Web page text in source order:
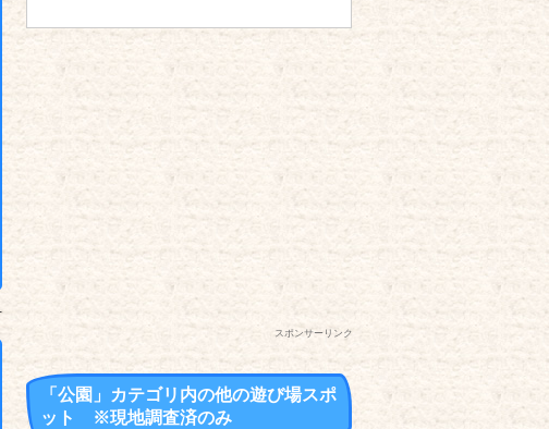
スポンサーリンク
「公園」カテゴリ内の他の遊び場スポ
ット ※現地調査済のみ